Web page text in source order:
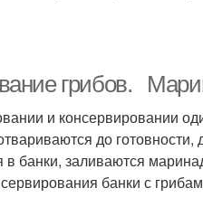
грибов.
и консервировании
до готовности,
банки, заливаются
банки с